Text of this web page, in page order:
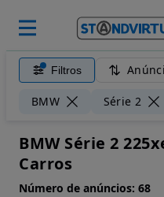
Filtros
BMW Série 2
BMW Série 2
Carros
Número de anúncios: 68